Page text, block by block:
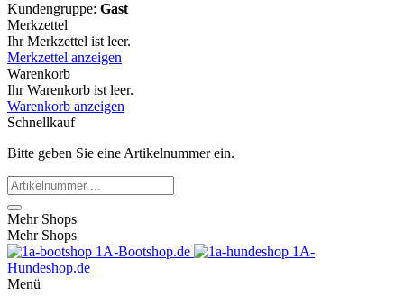
Kundengruppe: Gast
Merkzettel
Ihr Merkzettel ist leer.
Merkzettel anzeigen
Warenkorb
Ihr Warenkorb ist leer.
Warenkorb anzeigen
Schnellkauf
Bitte geben Sie eine Artikelnummer ein.
Mehr Shops
Mehr Shops
1A-Bootshop.de
1A-
Hundeshop.de
Menü